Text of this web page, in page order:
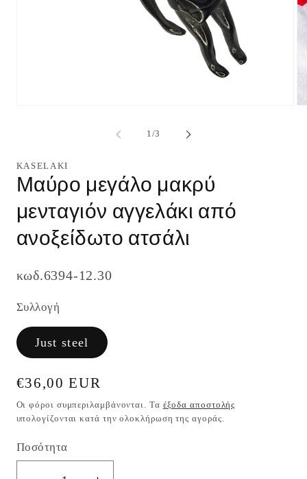
παράθυρο
1/από
3
KASELAKI
Μαύρο μεγάλο μακρύ
μενταγιόν αγγελάκι από
ανοξείδωτο ατσάλι
κωδ.6394-12.30
Συλλογή
Just steel
Κανονική
τιμή
€36,00 EUR
Οι φόροι συμπεριλαμβάνονται. Τα έξοδα αποστολής
υπολογίζονται κατά την ολοκλήρωση της αγοράς.
Ποσότητα
Ποσότητα